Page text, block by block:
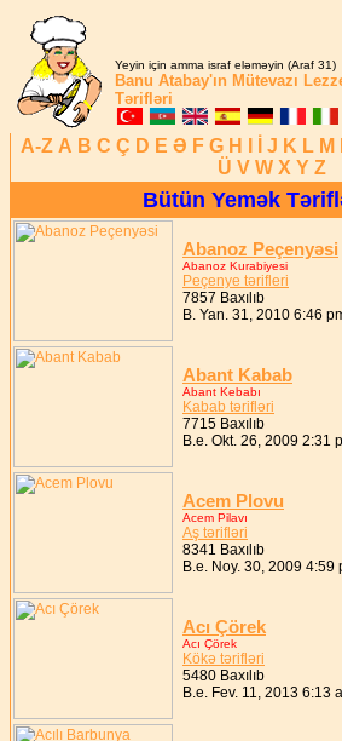
Yeyin için amma israf eləməyin (Araf 31)
Banu Atabay'ın Mütevazı
Tərifləri
A-Z A B C Ç D E Ə F G H J K L M
Ü V W X Y Z
Bütün Yemək
Abanoz Peçenyəsi
Abanoz Kurabiyesi
Peçenye tərifleri
7857 Baxılıb
B. Yan. 31, 2010 6:46
Abant Kabab
Abant Kebabı
Kabab tərifləri
7715 Baxılıb
B.e. Okt. 26, 2009 2:31
Acem Plovu
Acem Pilavı
Aş tərifləri
8341 Baxılıb
B.e. Noy. 30, 2009 4:59
Acı Çörek
Acı Çörek
Kökə tərifləri
5480 Baxılıb
B.e. Fev. 11, 2013 6:13